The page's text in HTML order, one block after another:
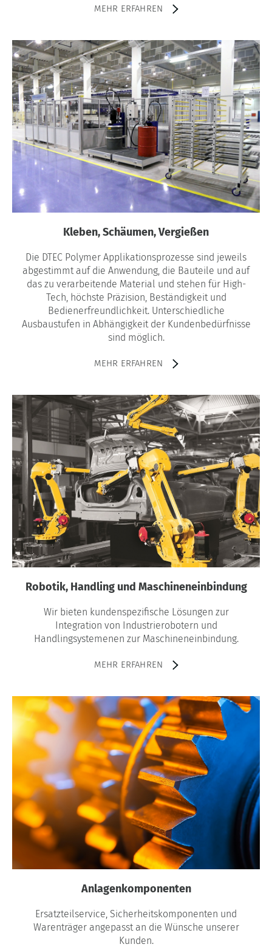
MEHR ERFAHREN
Kleben, Schäumen, Vergießen
Die DTEC Polymer Applikationsprozesse sind jeweils
abgestimmt auf die Anwendung, die Bauteile und auf
das zu verarbeitende Material und stehen für High-
Tech, höchste Präzision, Beständigkeit und
Bedienerfreundlichkeit. Unterschiedliche
Ausbaustufen in Abhängigkeit der Kundenbedürfnisse
sind möglich.
MEHR ERFAHREN
Robotik, Handling und Maschineneinbindung
Wir bieten kundenspezifische Lösungen zur
Integration von Industrierobotern und
Handlingsystemenen zur Maschineneinbindung.
MEHR ERFAHREN
Anlagenkomponenten
Ersatzteilservice, Sicherheitskomponenten und
Warenträger angepasst an die Wünsche unserer
Kunden.